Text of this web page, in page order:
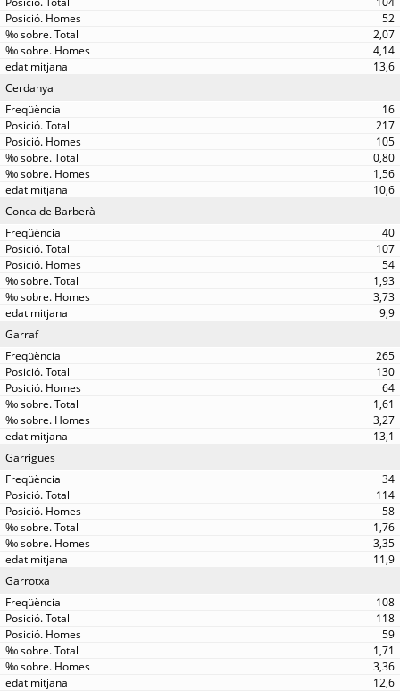
52
2,07
4,14
13,6
Cerdanya
16
217
105
0,80
1,56
10,6
Conca de Barberà
40
107
54
1,93
3,73
9,9
Garraf
265
130
64
1,61
3,27
13,1
Garrigues
34
114
58
1,76
3,35
11,9
Garrotxa
108
118
59
1,71
3,36
12,6